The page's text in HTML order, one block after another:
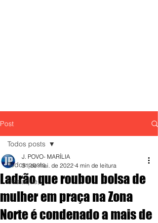
Post
Todos posts
destaque,
Todos posts
Ladrão que roubou bolsa de
mulher em praça na Zona
Norte é condenado a mais de
J. POVO- MARÍLIA
31 de mai. de 2022 4 min de leitura